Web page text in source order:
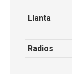
Llanta
Radios